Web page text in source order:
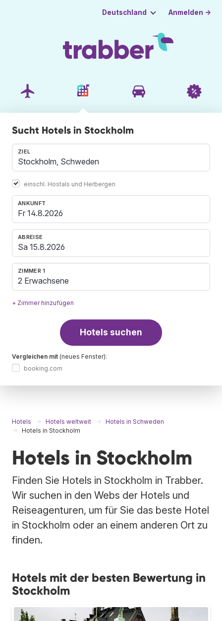
Deutschland Anmelden →
Sucht Hotels in Stockholm
ZIEL
einschl. Hostals und Herbergen
ANKUNFT
ABREISE
ZIMMER 1
2 Erwachsene
+ Zimmer hinzufügen
Hotels suchen
Vergleichen mit (neues Fenster):
booking.com
Hotels Hotels weltweit
Hotels in Schweden
Hotels in Stockholm
Hotels in Stockholm
Finden Sie Hotels in Stockholm in Trabber.
Wir suchen in den Webs der Hotels und
Reiseagenturen, um für Sie das beste Hotel
in Stockholm oder an einem anderen Ort zu
finden.
Hotels mit der besten Bewertung in
Stockholm